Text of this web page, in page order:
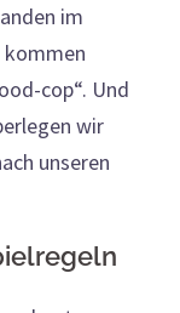
im
kommen
cop“. Und
wir
unseren